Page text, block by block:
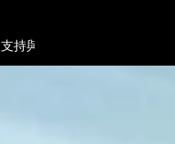
支持與贊助